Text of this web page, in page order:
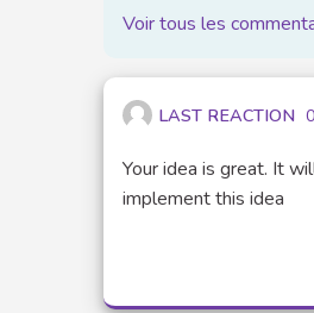
Voir tous les
LAST REACTION
Your idea is great. It
implement this idea